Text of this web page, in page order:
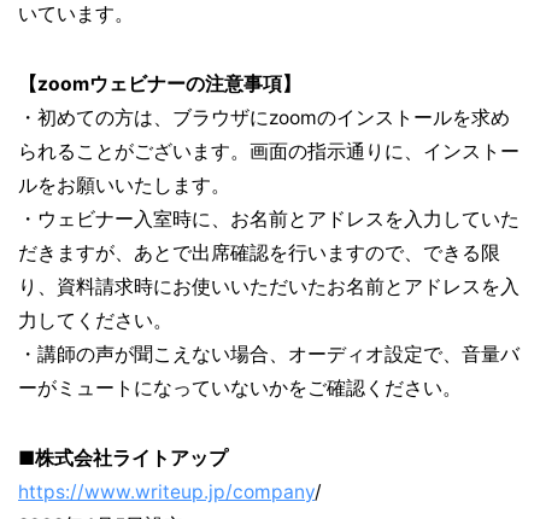
いています。
【zoomウェビナーの注意事項】
・初めての方は、ブラウザにzoomのインストールを求め
られることがございます。画面の指示通りに、インストー
ルをお願いいたします。
・ウェビナー入室時に、お名前とアドレスを入力していた
だきますが、あとで出席確認を行いますので、できる限
り、資料請求時にお使いいただいたお名前とアドレスを入
力してください。
・講師の声が聞こえない場合、オーディオ設定で、音量バ
ーがミュートになっていないかをご確認ください。
■株式会社ライトアップ
https://www.writeup.jp/company/